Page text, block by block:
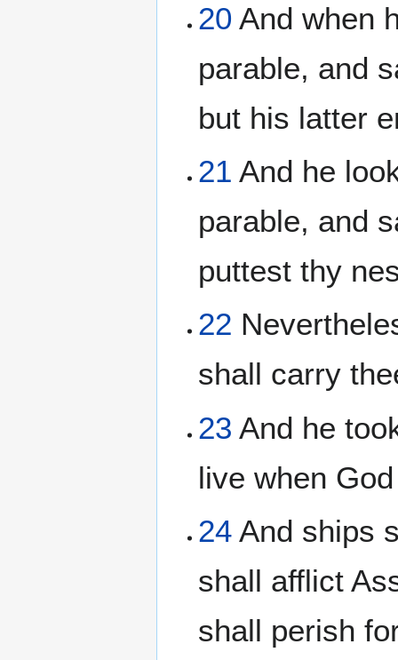
20 And when
parable, and
but his latter
21 And he
parable, and
puttest thy
22
shall carry
23 And he
live when
24 And ships
shall afflict
shall perish